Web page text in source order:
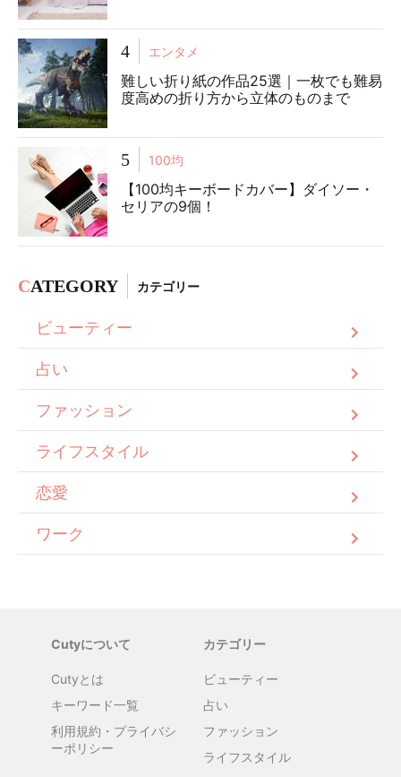
4 エンタメ
難しい折り紙の作品25選｜一枚でも難易
度高めの折り方から立体のものまで
5 100均
【100均キーボードカバー】ダイソー・
セリアの9個！
CATEGORY カテゴリー
ビューティー
占い
ファッション
ライフスタイル
恋愛
ワーク
Cutyについて
Cutyとは
キーワード一覧
利用規約・プライバシ
ーポリシー
カテゴリー
ビューティー
占い
ファッション
ライフスタイル